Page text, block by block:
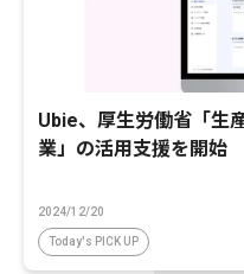
Ubie、厚生労働省「生
業」の活用支援を開始
2024/12/20
Today's PICK UP